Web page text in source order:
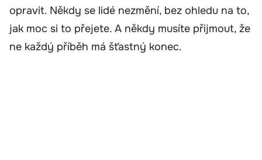
opravit. Někdy se lidé nezmění, bez ohledu na to,
jak moc si to přejete. A někdy musíte přijmout, že
ne každý příběh má šťastný konec.